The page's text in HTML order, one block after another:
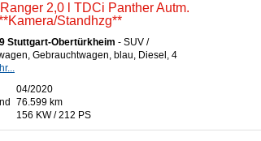
2,0 l TDCi Panther Autm.
Standhzg**
Stuttgart-Obertürkheim - SUV /
Gebrauchtwagen, blau, Diesel, 4
04/2020
76.599 km
156 KW / 212 PS